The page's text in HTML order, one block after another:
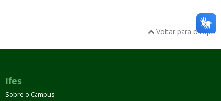
Voltar para o topo
Ifes
Sobre o Campus